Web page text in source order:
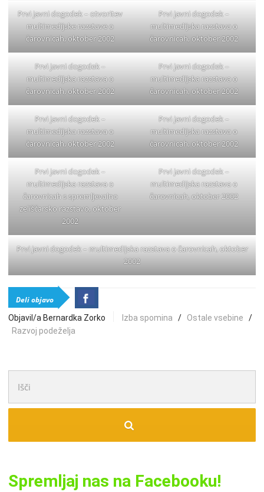
Prvi javni dogodek – otvoritev
multimedijske razstave o
čarovnicah, oktober 2002
Prvi javni dogodek –
multimedijska razstava o
čarovnicah, oktober 2002
Prvi javni dogodek –
multimedijska razstava o
čarovnicah, oktober 2002
Prvi javni dogodek –
multimedijska razstava o
čarovnicah, oktober 2002
Prvi javni dogodek –
multimedijska razstava o
čarovnicah, oktober 2002
Prvi javni dogodek –
multimedijska razstava o
čarovnicah, oktober 2002
Prvi javni dogodek –
multimedijska razstava o
čarovnicah s spremljevalno
zeliščarsko razstavo, oktober
2002
Prvi javni dogodek –
multimedijska razstava o
čarovnicah, oktober 2002
Prvi javni dogodek – multimedijska razstava o čarovnicah, oktober
2002
Deli objavo
Objavil/a Bernardka Zorko Izba spomina / Ostale vsebine /
Razvoj podeželja
Spremljaj nas na Facebooku!